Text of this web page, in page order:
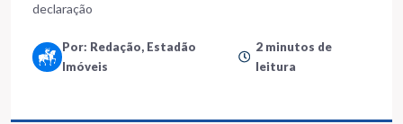
declaração
Por: Redação, Estadão
Imóveis
2 minutos de
leitura